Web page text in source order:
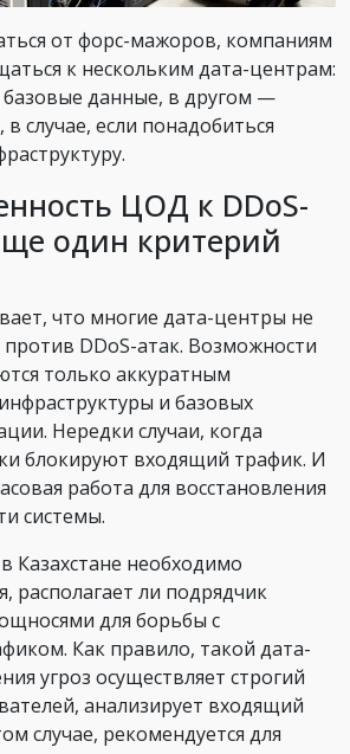
от форс-мажоров, компаниям
к нескольким дата-центрам:
базовые данные, в другом —
случае, если понадобиться
ЦОД к DDoS-
один критерий
что многие дата-центры не
против DDoS-атак. Возможности
только аккуратным
и базовых
Нередки случаи, когда
блокируют входящий трафик. И
работа для восстановления
системы.
необходимо
располагает ли подрядчик
для борьбы с
Как правило, такой дата-
угроз осуществляет строгий
анализирует входящий
случае, рекомендуется для